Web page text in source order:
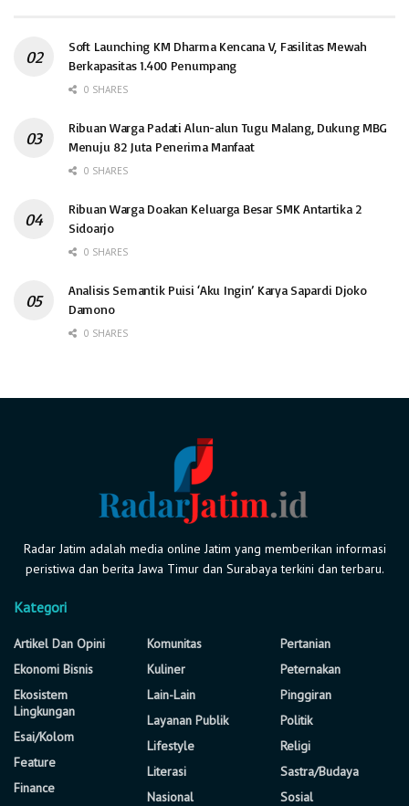
Soft Launching KM Dharma Kencana V, Fasilitas Mewah
Berkapasitas 1.400 Penumpang
0 SHARES
Ribuan Warga Padati Alun-alun Tugu Malang, Dukung MBG
Menuju 82 Juta Penerima Manfaat
0 SHARES
Ribuan Warga Doakan Keluarga Besar SMK Antartika 2
Sidoarjo
0 SHARES
Analisis Semantik Puisi ‘Aku Ingin’ Karya Sapardi Djoko
Damono
0 SHARES
Radar Jatim adalah media online Jatim yang memberikan informasi
peristiwa dan berita Jawa Timur dan Surabaya terkini dan terbaru.
Kategori
Artikel Dan Opini
Ekonomi Bisnis
Ekosistem
Lingkungan
Esai/Kolom
Feature
Finance
Komunitas
Kuliner
Lain-Lain
Layanan Publik
Lifestyle
Literasi
Nasional
Pertanian
Peternakan
Pinggiran
Politik
Religi
Sastra/Budaya
Sosial